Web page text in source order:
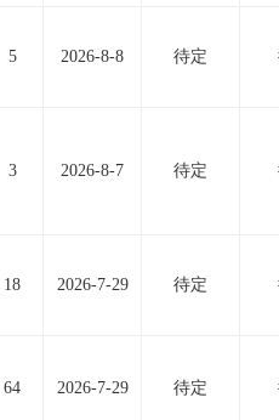
5 2026-8-8 待定
3 2026-8-7 待定
18 2026-7-29 待定
64 2026-7-29 待定